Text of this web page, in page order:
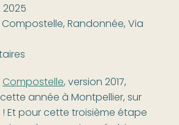
,Randonnée,Via
Compostelle, version 2017,
année à Montpellier, sur
! Et pour cette troisième étape